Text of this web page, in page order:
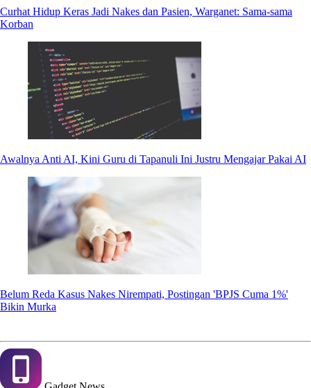
Curhat Hidup Keras Jadi Nakes dan Pasien, Warganet: Sama-sama
Korban
Awalnya Anti AI, Kini Guru di Tapanuli Ini Justru Mengajar Pakai AI
Belum Reda Kasus Nakes Nirempati, Postingan 'BPJS Cuma 1%'
Bikin Murka